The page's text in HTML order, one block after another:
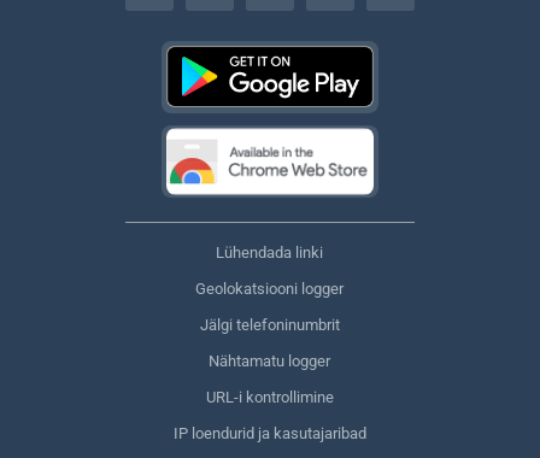
Lühendada linki
Geolokatsiooni logger
Jälgi telefoninumbrit
Nähtamatu logger
URL-i kontrollimine
IP loendurid ja kasutajaribad